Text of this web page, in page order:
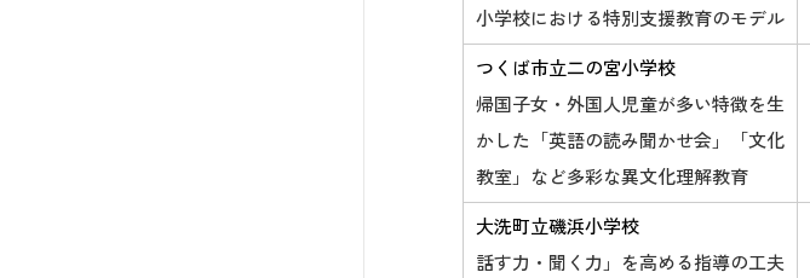
小学校における特別支援教育のモデル
つくば市立二の宮小学校
帰国子女・外国人児童が多い特徴を生
かした「英語の読み聞かせ会」「文化
教室」など多彩な異文化理解教育
大洗町立磯浜小学校
話す力・聞く力」を高める指導の工夫